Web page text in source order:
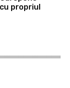
propriul